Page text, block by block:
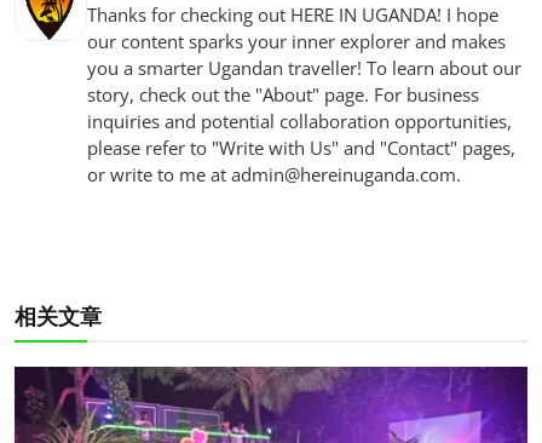
Thanks for checking out HERE IN UGANDA! I hope
our content sparks your inner explorer and makes
you a smarter Ugandan traveller! To learn about our
story, check out the "About" page. For business
inquiries and potential collaboration opportunities,
please refer to "Write with Us" and "Contact" pages,
or write to me at admin@hereinuganda.com.
相关文章